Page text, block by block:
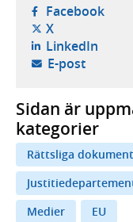
Facebook-
X- öppnas i
LinkedIn-
E-post-
Sidan är
kategorier
Rättsliga dokument
Medier
EU